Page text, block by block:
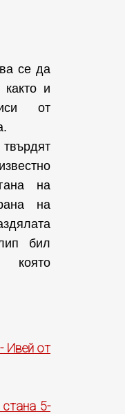
се да
както и
от
на
на
бил
която
Ивей от
5-